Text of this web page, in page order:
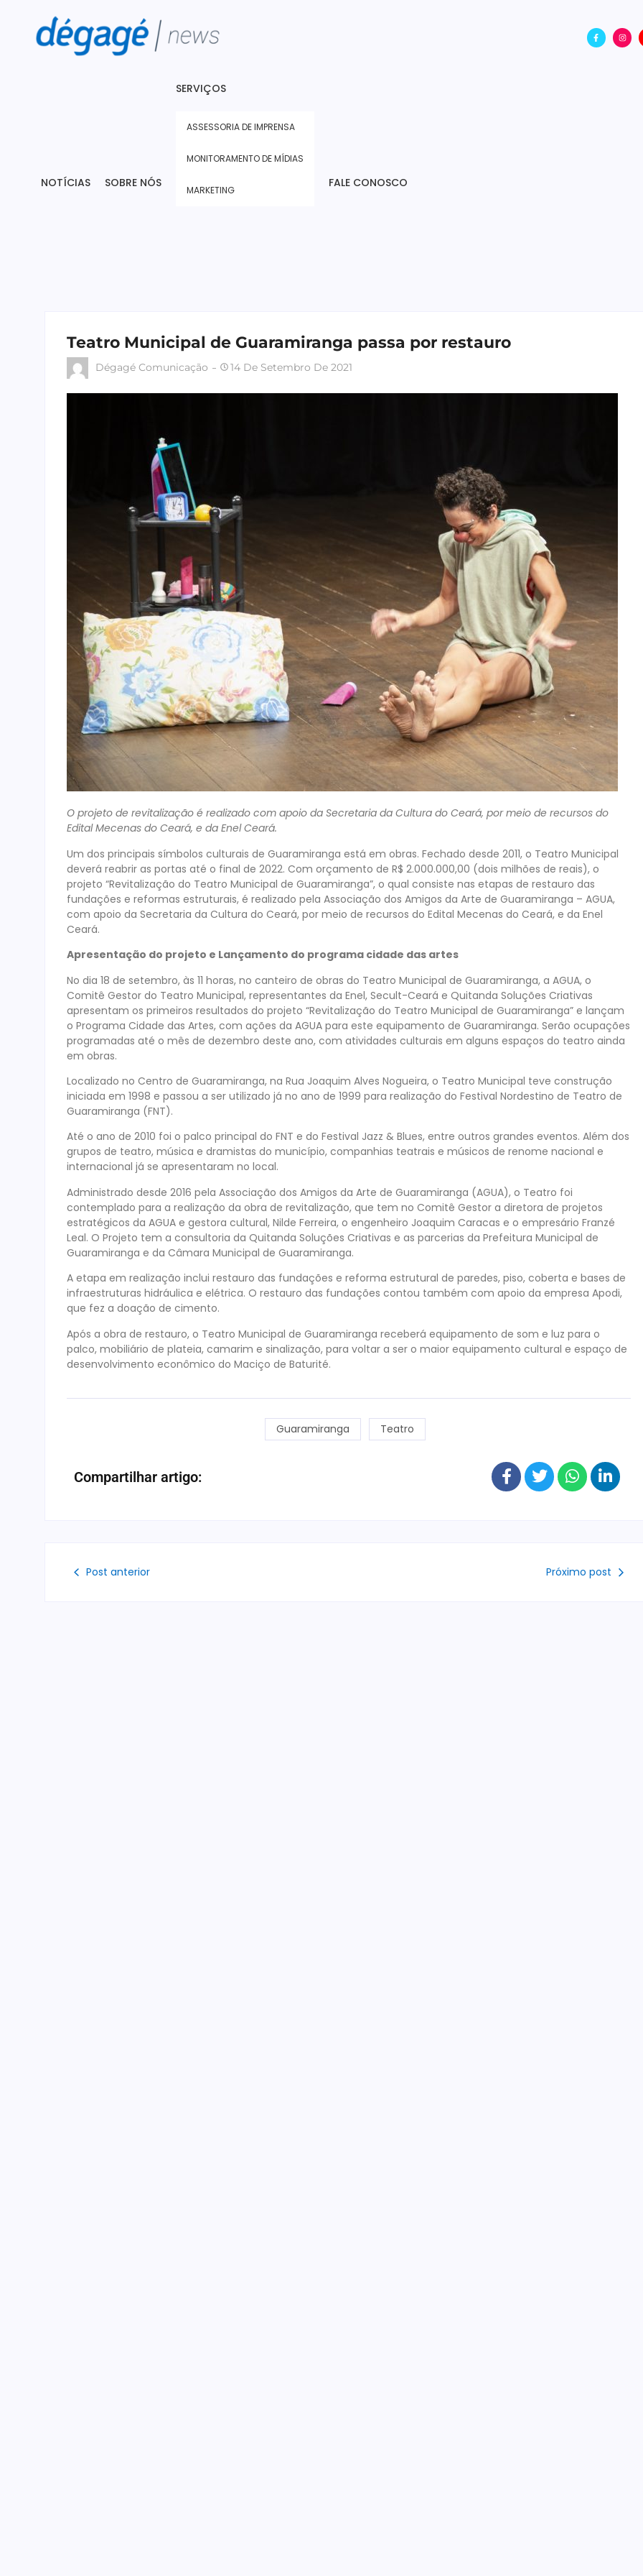
NOTÍCIAS SOBRE NÓS
SERVIÇOS
ASSESSORIA DE IMPRENSA
MONITORAMENTO DE MÍDIAS
MARKETING
FALE CONOSCO
Teatro Municipal de Guaramiranga passa por restauro
Dégagé Comunicação 14 De Setembro De 2021
O projeto de revitalização é realizado com apoio da Secretaria da Cultura do Ceará, por meio de recursos do
Edital Mecenas do Ceará, e da Enel Ceará.
Um dos principais símbolos culturais de Guaramiranga está em obras. Fechado desde 2011, o Teatro Municipal
deverá reabrir as portas até o final de 2022. Com orçamento de R$ 2.000.000,00 (dois milhões de reais), o
projeto “Revitalização do Teatro Municipal de Guaramiranga”, o qual consiste nas etapas de restauro das
fundações e reformas estruturais, é realizado pela Associação dos Amigos da Arte de Guaramiranga – AGUA,
com apoio da Secretaria da Cultura do Ceará, por meio de recursos do Edital Mecenas do Ceará, e da Enel
Ceará.
Apresentação do projeto e Lançamento do programa cidade das artes
No dia 18 de setembro, às 11 horas, no canteiro de obras do Teatro Municipal de Guaramiranga, a AGUA, o
Comitê Gestor do Teatro Municipal, representantes da Enel, Secult-Ceará e Quitanda Soluções Criativas
apresentam os primeiros resultados do projeto “Revitalização do Teatro Municipal de Guaramiranga” e lançam
o Programa Cidade das Artes, com ações da AGUA para este equipamento de Guaramiranga. Serão ocupações
programadas até o mês de dezembro deste ano, com atividades culturais em alguns espaços do teatro ainda
em obras.
Localizado no Centro de Guaramiranga, na Rua Joaquim Alves Nogueira, o Teatro Municipal teve construção
iniciada em 1998 e passou a ser utilizado já no ano de 1999 para realização do Festival Nordestino de Teatro de
Guaramiranga (FNT).
Até o ano de 2010 foi o palco principal do FNT e do Festival Jazz & Blues, entre outros grandes eventos. Além dos
grupos de teatro, música e dramistas do município, companhias teatrais e músicos de renome nacional e
internacional já se apresentaram no local.
Administrado desde 2016 pela Associação dos Amigos da Arte de Guaramiranga (AGUA), o Teatro foi
contemplado para a realização da obra de revitalização, que tem no Comitê Gestor a diretora de projetos
estratégicos da AGUA e gestora cultural, Nilde Ferreira, o engenheiro Joaquim Caracas e o empresário Franzé
Leal. O Projeto tem a consultoria da Quitanda Soluções Criativas e as parcerias da Prefeitura Municipal de
Guaramiranga e da Câmara Municipal de Guaramiranga.
A etapa em realização inclui restauro das fundações e reforma estrutural de paredes, piso, coberta e bases de
infraestruturas hidráulica e elétrica. O restauro das fundações contou também com apoio da empresa Apodi,
que fez a doação de cimento.
Após a obra de restauro, o Teatro Municipal de Guaramiranga receberá equipamento de som e luz para o
palco, mobiliário de plateia, camarim e sinalização, para voltar a ser o maior equipamento cultural e espaço de
desenvolvimento econômico do Maciço de Baturité.
Guaramiranga Teatro
Compartilhar artigo:
Post anterior Próximo post